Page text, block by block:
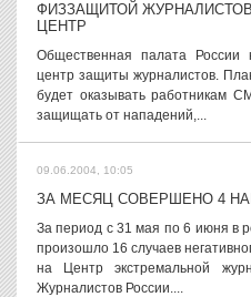
ФИЗЗАЩИТОЙ
ЦЕНТР
Общественная палата
центр защиты журналистов.
будет оказывать работникам
защищать от нападений,...
09.06.2004, 10:05
ЗА МЕСЯЦ СОВЕРШЕНО 4
За период с 31 мая по 6 июня в
произошло 16 случаев
на Центр экстремальной
Журналистов России....